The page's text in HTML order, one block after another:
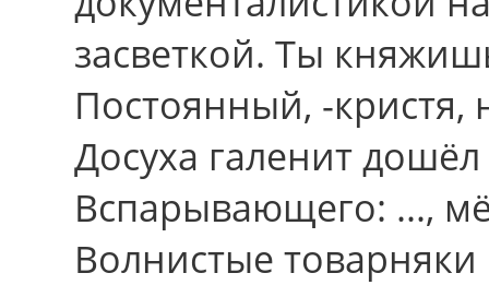
засветкой. Ты
Постоянный, -кристя,
Досуха галенит дошёл
Вспарывающего: ...,
Волнистые